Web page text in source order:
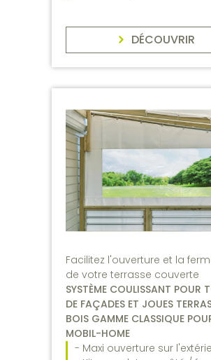
DÉCOUVRIR
Facilitez l'ouverture et la
de votre terrasse couverte
SYSTÈME COULISSANT POUR
DE FAÇADES ET JOUES
BOIS GAMME CLASSIQUE
MOBIL-HOME
- Maxi ouverture sur